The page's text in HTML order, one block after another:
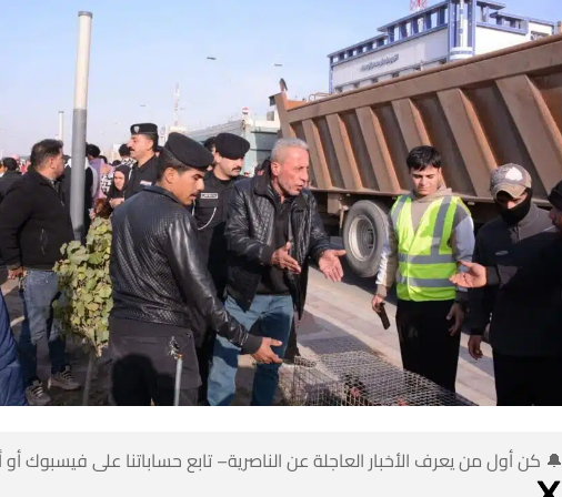
🔔 كن أول من يعرف الأخبار العاجلة عن الناصرية– تابع حساباتنا على فيسبوك